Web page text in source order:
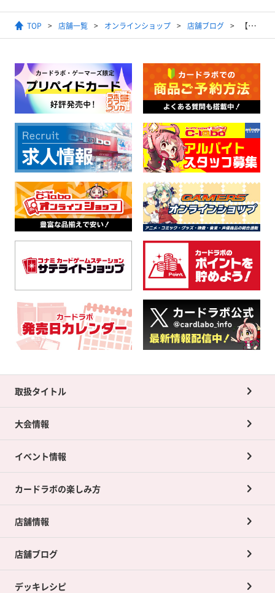
TOP 店舗一覧 オンラインショップ 店舗ブログ 【ヴァイスシュヴァルツ】この素晴らしき世界に祝福を！ “脳筋クルセイダー”ダクネス デッキ【オンラインショップ】
取扱タイトル
大会情報
イベント情報
カードラボの楽しみ方
店舗情報
店舗ブログ
デッキレシピ